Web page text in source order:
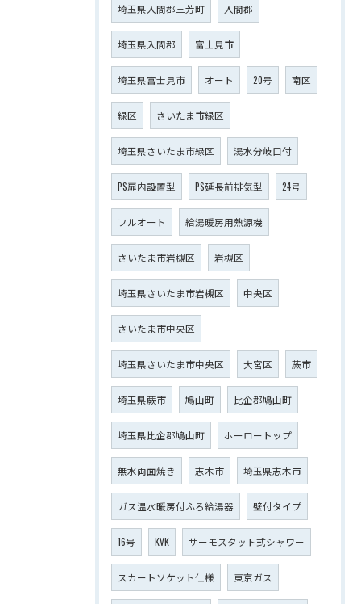
埼玉県入間郡三芳町 入間郡
埼玉県入間郡 富士見市
埼玉県富士見市 オート 20号 南区
緑区 さいたま市緑区
埼玉県さいたま市緑区 湯水分岐口付
PS扉内設置型 PS延長前排気型 24号
フルオート 給湯暖房用熱源機
さいたま市岩槻区 岩槻区
埼玉県さいたま市岩槻区 中央区
さいたま市中央区
埼玉県さいたま市中央区 大宮区 蕨市
埼玉県蕨市 鳩山町 比企郡鳩山町
埼玉県比企郡鳩山町 ホーロートップ
無水両面焼き 志木市 埼玉県志木市
ガス温水暖房付ふろ給湯器 壁付タイプ
16号 KVK サーモスタット式シャワー
スカートソケット仕様 東京ガス